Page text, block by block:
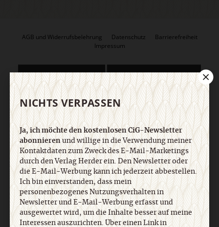
AGB und Widerrufsbelehrung Datenschutz
Barrierefreiheit
Impressum
Vertrag widerrufen Abo online kündigen
Nach oben
NICHTS VERPASSEN
Ja, ich möchte den kostenlosen CiG-Newsletter
abonnierenund willige in die Verwendung meiner
Kontaktdaten zum Zweck des E-Mail-Marketings
durch den Verlag Herder ein. Den Newsletter oder
die E-Mail-Werbung kann ich jederzeit abbestellen.
Ich bin einverstanden, dass mein
personenbezogenes Nutzungsverhalten in
Newsletter und E-Mail-Werbung erfasst und
ausgewertet wird, um die Inhalte besser auf meine
Interessen auszurichten. Über einen Link in